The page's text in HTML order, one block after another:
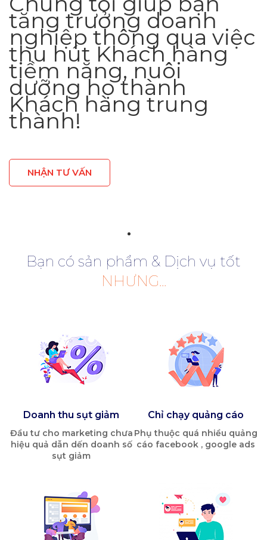
tăng trưởng doanh
nghiệp thông qua việc
thu hút Khách hàng
tiềm năng, nuôi
dưỡng họ thành
Khách hàng trung
thành!
NHẬN TƯ VẤN
Bạn có sản phẩm & Dịch vụ tốt
NHƯNG...
Doanh thu sụt giảm
Đầu tư cho marketing chưa
hiệu quả dẫn dến doanh số
sụt giảm
Chỉ chạy quảng cáo
Phụ thuộc quá nhiều quảng
cáo facebook , google ads